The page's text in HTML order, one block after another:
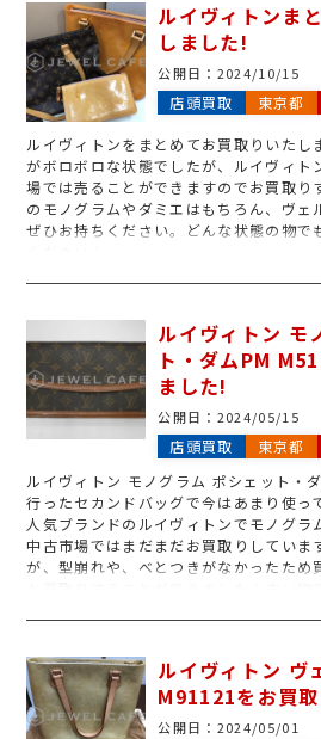
ルイヴィトンま
しました!
公開日： 2024/10/15
店頭買取 東京都
ルイヴィトンをまとめてお買取りいたし
がボロボロな状態でしたが、ルイヴィト
場では売ることができますのでお買取り
のモノグラムやダミエはもちろん、ヴェ
ぜひお持ちください。どんな状態の物で
ルイヴィトン モ
ト・ダムPM
ました!
公開日： 2024/05/15
店頭買取 東京都
ルイヴィトン モノグラム ポシェット・
行ったセカンドバッグで今はあまり使っ
人気ブランドのルイヴィトンでモノグラ
中古市場ではまだまだお買取りしていま
が、型崩れや、べとつきがなかったため
お買取りすることができました！古い
ルイヴィトン ヴ
M91121をお買
公開日： 2024/05/01